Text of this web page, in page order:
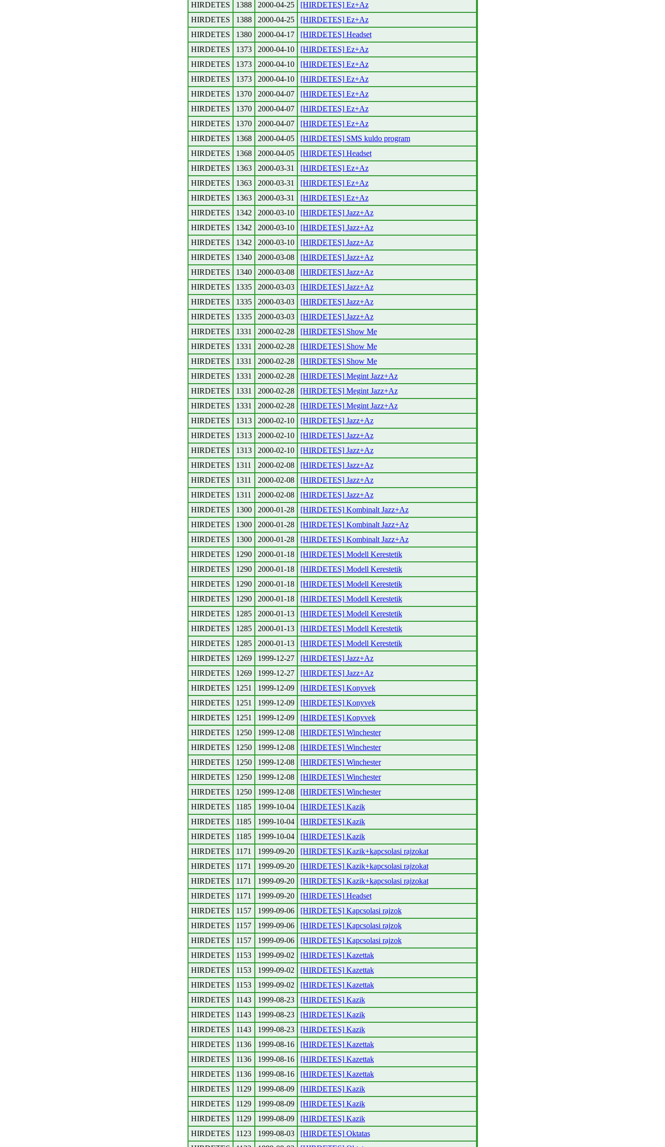
HIRDETES
1388 2000-04-25
[HIRDETES] Ez+Az
HIRDETES
1388 2000-04-25
[HIRDETES] Ez+Az
HIRDETES
1380 2000-04-17
[HIRDETES] Headset
HIRDETES
1373 2000-04-10
[HIRDETES] Ez+Az
HIRDETES
1373 2000-04-10
[HIRDETES] Ez+Az
HIRDETES
1373 2000-04-10
[HIRDETES] Ez+Az
HIRDETES
1370 2000-04-07
[HIRDETES] Ez+Az
HIRDETES
1370 2000-04-07
[HIRDETES] Ez+Az
HIRDETES
1370 2000-04-07
[HIRDETES] Ez+Az
HIRDETES
1368 2000-04-05
[HIRDETES] SMS kuldo program
HIRDETES
1368 2000-04-05
[HIRDETES] Headset
HIRDETES
1363 2000-03-31
[HIRDETES] Ez+Az
HIRDETES
1363 2000-03-31
[HIRDETES] Ez+Az
HIRDETES
1363 2000-03-31
[HIRDETES] Ez+Az
HIRDETES
1342 2000-03-10
[HIRDETES] Jazz+Az
HIRDETES
1342 2000-03-10
[HIRDETES] Jazz+Az
HIRDETES
1342 2000-03-10
[HIRDETES] Jazz+Az
HIRDETES
1340 2000-03-08
[HIRDETES] Jazz+Az
HIRDETES
1340 2000-03-08
[HIRDETES] Jazz+Az
HIRDETES
1335 2000-03-03
[HIRDETES] Jazz+Az
HIRDETES
1335 2000-03-03
[HIRDETES] Jazz+Az
HIRDETES
1335 2000-03-03
[HIRDETES] Jazz+Az
HIRDETES
1331 2000-02-28
[HIRDETES] Show Me
HIRDETES
1331 2000-02-28
[HIRDETES] Show Me
HIRDETES
1331 2000-02-28
[HIRDETES] Show Me
HIRDETES
1331 2000-02-28
[HIRDETES] Megint Jazz+Az
HIRDETES
1331 2000-02-28
[HIRDETES] Megint Jazz+Az
HIRDETES
1331 2000-02-28
[HIRDETES] Megint Jazz+Az
HIRDETES
1313 2000-02-10
[HIRDETES] Jazz+Az
HIRDETES
1313 2000-02-10
[HIRDETES] Jazz+Az
HIRDETES
1313 2000-02-10
[HIRDETES] Jazz+Az
HIRDETES
1311 2000-02-08
[HIRDETES] Jazz+Az
HIRDETES
1311 2000-02-08
[HIRDETES] Jazz+Az
HIRDETES
1311 2000-02-08
[HIRDETES] Jazz+Az
HIRDETES
1300 2000-01-28
[HIRDETES] Kombinalt Jazz+Az
HIRDETES
1300 2000-01-28
[HIRDETES] Kombinalt Jazz+Az
HIRDETES
1300 2000-01-28
[HIRDETES] Kombinalt Jazz+Az
HIRDETES
1290 2000-01-18
[HIRDETES] Modell Kerestetik
HIRDETES
1290 2000-01-18
[HIRDETES] Modell Kerestetik
HIRDETES
1290 2000-01-18
[HIRDETES] Modell Kerestetik
HIRDETES
1290 2000-01-18
[HIRDETES] Modell Kerestetik
HIRDETES
1285 2000-01-13
[HIRDETES] Modell Kerestetik
HIRDETES
1285 2000-01-13
[HIRDETES] Modell Kerestetik
HIRDETES
1285 2000-01-13
[HIRDETES] Modell Kerestetik
HIRDETES
1269 1999-12-27
[HIRDETES] Jazz+Az
HIRDETES
1269 1999-12-27
[HIRDETES] Jazz+Az
HIRDETES
1251 1999-12-09
[HIRDETES] Konyvek
HIRDETES
1251 1999-12-09
[HIRDETES] Konyvek
HIRDETES
1251 1999-12-09
[HIRDETES] Konyvek
HIRDETES
1250 1999-12-08
[HIRDETES] Winchester
HIRDETES
1250 1999-12-08
[HIRDETES] Winchester
HIRDETES
1250 1999-12-08
[HIRDETES] Winchester
HIRDETES
1250 1999-12-08
[HIRDETES] Winchester
HIRDETES
1250 1999-12-08
[HIRDETES] Winchester
HIRDETES
1185 1999-10-04
[HIRDETES] Kazik
HIRDETES
1185 1999-10-04
[HIRDETES] Kazik
HIRDETES
1185 1999-10-04
[HIRDETES] Kazik
HIRDETES
1171 1999-09-20
[HIRDETES] Kazik+kapcsolasi rajzokat
HIRDETES
1171 1999-09-20
[HIRDETES] Kazik+kapcsolasi rajzokat
HIRDETES
1171 1999-09-20
[HIRDETES] Kazik+kapcsolasi rajzokat
HIRDETES
1171 1999-09-20
[HIRDETES] Headset
HIRDETES
1157 1999-09-06
[HIRDETES] Kapcsolasi rajzok
HIRDETES
1157 1999-09-06
[HIRDETES] Kapcsolasi rajzok
HIRDETES
1157 1999-09-06
[HIRDETES] Kapcsolasi rajzok
HIRDETES
1153 1999-09-02
[HIRDETES] Kazettak
HIRDETES
1153 1999-09-02
[HIRDETES] Kazettak
HIRDETES
1153 1999-09-02
[HIRDETES] Kazettak
HIRDETES
1143 1999-08-23
[HIRDETES] Kazik
HIRDETES
1143 1999-08-23
[HIRDETES] Kazik
HIRDETES
1143 1999-08-23
[HIRDETES] Kazik
HIRDETES
1136 1999-08-16
[HIRDETES] Kazettak
HIRDETES
1136 1999-08-16
[HIRDETES] Kazettak
HIRDETES
1136 1999-08-16
[HIRDETES] Kazettak
HIRDETES
1129 1999-08-09
[HIRDETES] Kazik
HIRDETES
1129 1999-08-09
[HIRDETES] Kazik
HIRDETES
1129 1999-08-09
[HIRDETES] Kazik
HIRDETES
1123 1999-08-03
[HIRDETES] Oktatas